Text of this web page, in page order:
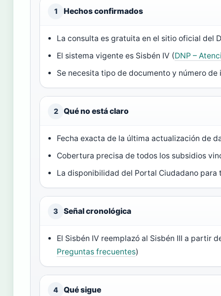
1 Hechos confirmados
La consulta es gratuita en el sitio oficial del
El sistema vigente es Sisbén IV (DNP –
Se necesita tipo de documento y número
2 Qué no está claro
Fecha exacta de la última actualización de
Cobertura precisa de todos los subsidios
La disponibilidad del Portal Ciudadano
3 Señal cronológica
El Sisbén IV reemplazó al Sisbén III a partir
Preguntas frecuentes)
4 Qué sigue